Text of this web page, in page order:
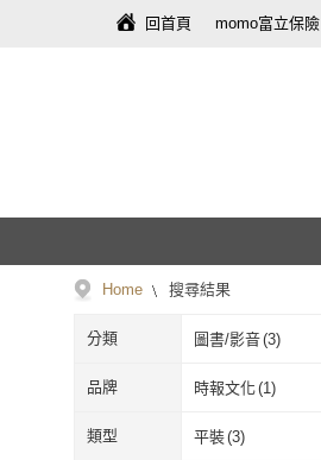
回首頁 momo富立保險
Home 搜尋結果
分類 圖書/影音(3)
品牌 時報文化(1)
時報文化
類型 平裝(3)